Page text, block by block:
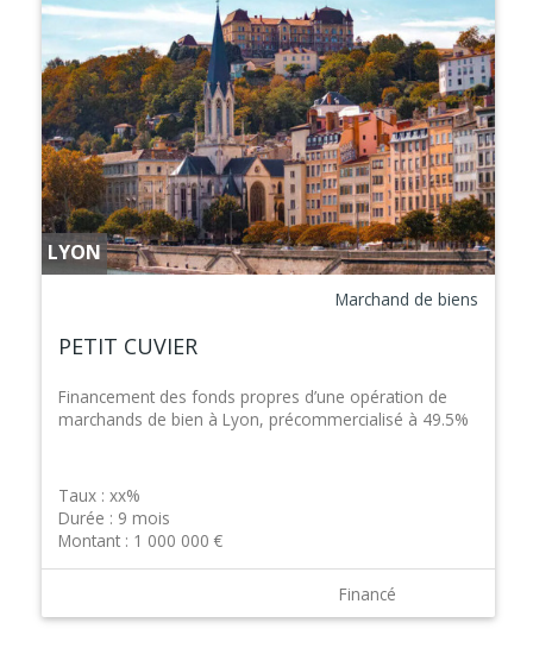
LYON
Marchand de biens
PETIT CUVIER
Financement des fonds propres d’une opération de
marchands de bien à Lyon, précommercialisé à 49.5%
Taux : xx%
Durée : 9 mois
Montant : 1 000 000 €
Financé